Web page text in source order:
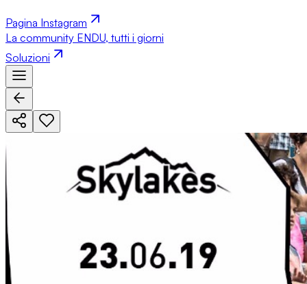
Pagina Instagram
La community ENDU, tutti i giorni
Soluzioni